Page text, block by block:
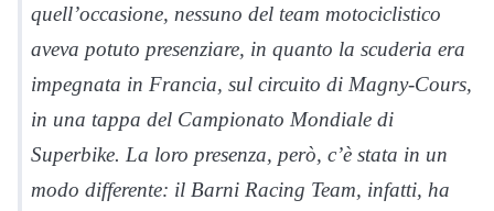
quell’occasione, nessuno del team motociclistico
aveva potuto presenziare, in quanto la scuderia era
impegnata in Francia, sul circuito di Magny-Cours,
in una tappa del Campionato Mondiale di
Superbike. La loro presenza, però, c’è stata in un
modo differente: il Barni Racing Team, infatti, ha